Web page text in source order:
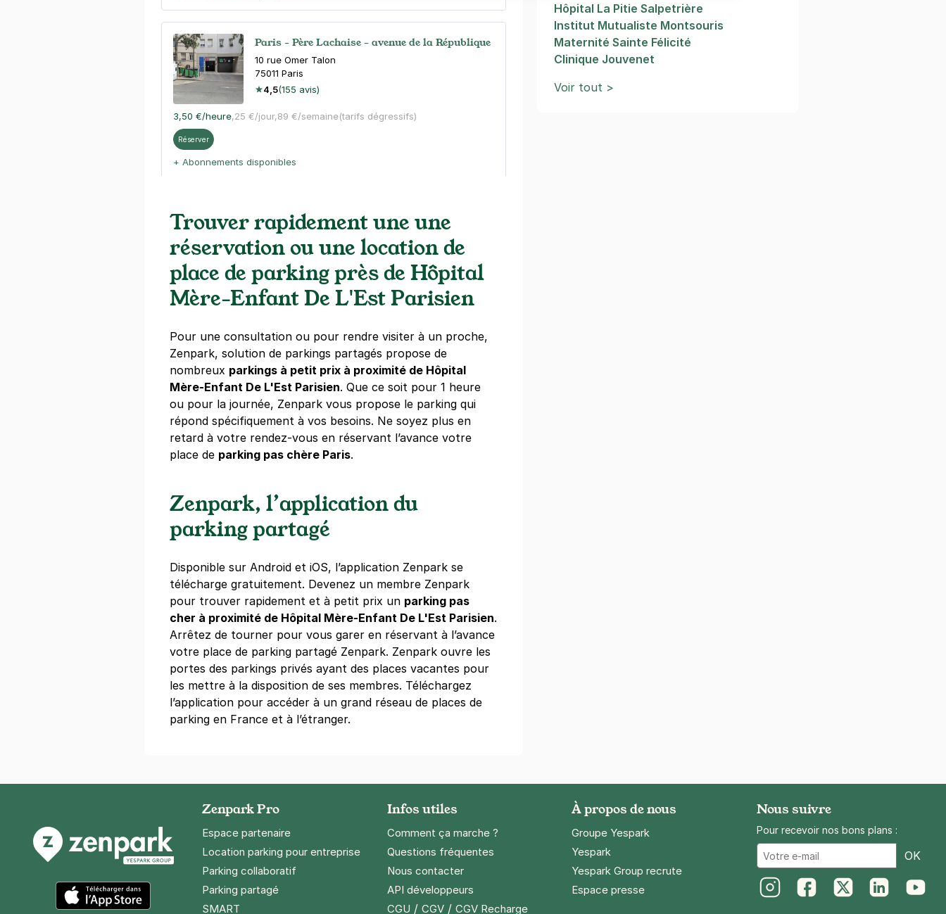
Paris - Père Lachaise - avenue de la République
10 rue Omer Talon
75011 Paris
4,5(155 avis)
3,50 €/heure,25 €/jour,89 €/semaine(tarifs dégressifs)
Réserver
+ Abonnements disponibles
Paris - Père Lachaise - Duris
21 rue Duris
75020
Paris
3,50 € 25 €/jour, 89 €/semaine(tarifs dégressifs)
+ Abonnements disponibles
Paris - Parmentier - Citadines
7 bis rue Neuve Popincourt
75011
Paris
3,50 € /heure,25 €/jour,89 €/semaine(tarifs dégressifs)
+ Abonnements disponibles
9 rue Desargues
75011Paris
3,7(3 avis)
Réserver
+ Abonnements disponibles
Paris - Bastille - Voltaire
3 Villa Marces
Paris - Père Lachaise - Gambetta
73 avenue Gambetta
Trouver rapidement une une
réservation ou une location de
place de parking près de Hôpital
Mère-Enfant De L'Est Parisien
Pour une consultation ou pour rendre visiter à un proche,
Zenpark, solution de parkings partagés propose de
nombreux parkings à petit prix à proximité de Hôpital
Mère-Enfant De L'Est Parisien. Que ce soit pour 1 heure
ou pour la journée, Zenpark vous propose le parking qui
répond spécifiquement à vos besoins. Ne soyez plus en
retard à votre rendez-vous en réservant l’avance votre
place de parking pas chère Paris.
Zenpark, l’application du
parking partagé
Disponible sur Android et iOS, l’application Zenpark se
télécharge gratuitement. Devenez un membre Zenpark
pour trouver rapidement et à petit prix un parking pas
cher à proximité de Hôpital Mère-Enfant De L'Est Parisien.
Arrêtez de tourner pour vous garer en réservant à l’avance
votre place de parking partagé Zenpark. Zenpark ouvre les
portes des parkings privés ayant des places vacantes pour
les mettre à la disposition de ses membres. Téléchargez
l’application pour accéder à un grand réseau de places de
parking en France et à l’étranger.
Hôpital La Pitie Salpetrière
Institut Mutualiste Montsouris
Maternité Sainte Félicité
Clinique Jouvenet
Voir tout >
Zenpark Pro
Espace partenaire
Location parking pour entreprise
Parking collaboratif
Parking partagé
SMART
Infos utiles
Comment ça marche ?
Questions fréquentes
Nous contacter
API développeurs
CGU / CGV/ CGV Recharge
À propos de nous
Groupe Yespark
Yespark
Yespark Group recrute
Espace presse
Nous suivre
Pour recevoir nos bons plans :
OK